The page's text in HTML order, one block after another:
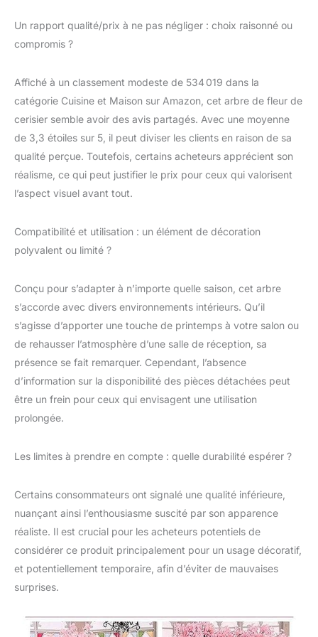
applicables】 Hôtels,
auditoriums, lieux de
divertissement, jardins
écologiques, cours
communautaires, salles
d'exposition,
supermarchés,
bureaux, maisons, etc.,
Contrairement aux
facilitent le nettoyage.
S'ils deviennent un peu
poussiéreux, essuyez-
les simplement avec un
chiffon humide ou un
plumeau. Cette plante
artificielle conservera
sa hauteur, sa couleur
pour s'assurer qu'elle
fleurs de cerisier
artificielles sont
parfaites pour la
décoration intérieure
ou extérieure, les
anniversaires, les
également faire des
Un rapport qualité/prix à ne pas négliger : choix raisonné ou
compromis ?
Affiché à un classement modeste de 534 019 dans la
catégorie Cuisine et Maison sur Amazon, cet arbre de fleur de
cerisier semble avoir des avis partagés. Avec une moyenne
de 3,3 étoiles sur 5, il peut diviser les clients en raison de sa
qualité perçue. Toutefois, certains acheteurs apprécient son
réalisme, ce qui peut justifier le prix pour ceux qui valorisent
l’aspect visuel avant tout.
Compatibilité et utilisation : un élément de décoration
polyvalent ou limité ?
Conçu pour s’adapter à n’importe quelle saison, cet arbre
s’accorde avec divers environnements intérieurs. Qu’il
s’agisse d’apporter une touche de printemps à votre salon ou
de rehausser l’atmosphère d’une salle de réception, sa
présence se fait remarquer. Cependant, l’absence
d’information sur la disponibilité des pièces détachées peut
être un frein pour ceux qui envisagent une utilisation
prolongée.
Les limites à prendre en compte : quelle durabilité espérer ?
Certains consommateurs ont signalé une qualité inférieure,
nuançant ainsi l’enthousiasme suscité par son apparence
réaliste. Il est crucial pour les acheteurs potentiels de
considérer ce produit principalement pour un usage décoratif,
et potentiellement temporaire, afin d’éviter de mauvaises
surprises.